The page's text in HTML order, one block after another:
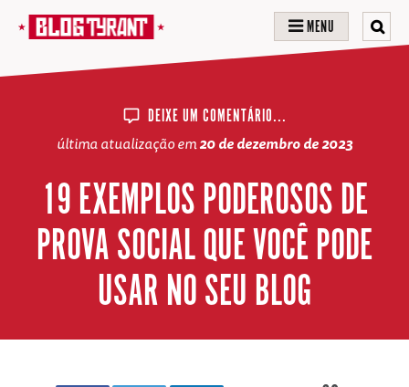
MENU
DEIXE UM COMENTÁRIO...
última atualização em20 de dezembro de 2023
19 EXEMPLOS PODEROSOS DE
PROVA SOCIAL QUE VOCÊ PODE
USAR NO SEU BLOG